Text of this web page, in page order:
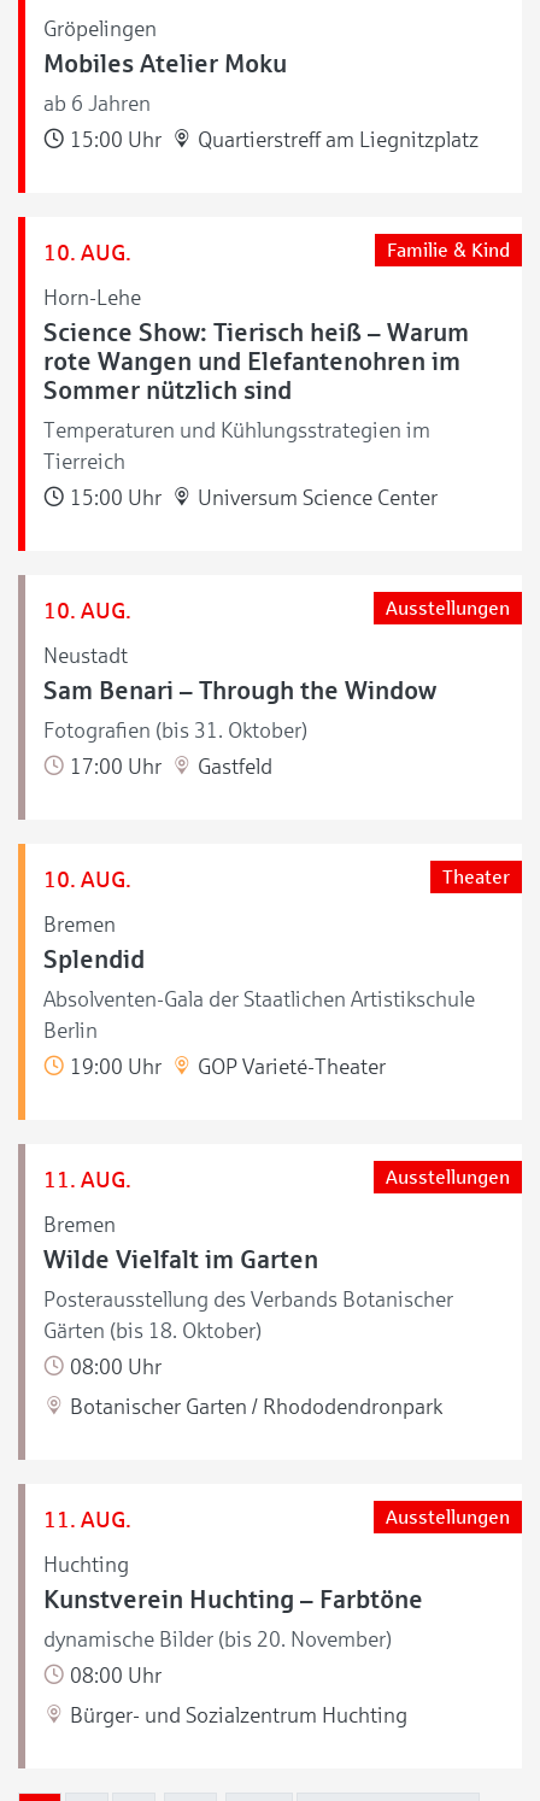
Gröpelingen
Mobiles Atelier Moku
ab 6 Jahren
15:00 Uhr
Quartierstreff am Liegnitzplatz
10. AUG.
Horn-Lehe
Familie & Kind
Science Show: Tierisch heiß – Warum
rote Wangen und Elefantenohren im
Sommer nützlich sind
Temperaturen und Kühlungsstrategien im
Tierreich
15:00 Uhr
Universum Science Center
10. AUG.
Neustadt
Ausstellungen
Sam Benari – Through the Window
Fotografien (bis 31. Oktober)
17:00 Uhr
Gastfeld
10. AUG.
Bremen
Theater
Splendid
Absolventen-Gala der Staatlichen Artistikschule
Berlin
19:00 Uhr
GOP Varieté-Theater
11. AUG.
Bremen
Ausstellungen
Wilde Vielfalt im Garten
Posterausstellung des Verbands Botanischer
Gärten (bis 18. Oktober)
08:00 Uhr
Botanischer Garten / Rhododendronpark
11. AUG.
Huchting
Ausstellungen
Kunstverein Huchting – Farbtöne
dynamische Bilder (bis 20. November)
08:00 Uhr
Bürger- und Sozialzentrum Huchting